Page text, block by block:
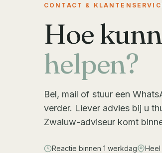
CONTACT &
Hoe
helpen?
Bel, mail of stuur een
verder. Liever advies bij u
Zwaluw-adviseur komt
Reactie binnen 1 werkdag Heel